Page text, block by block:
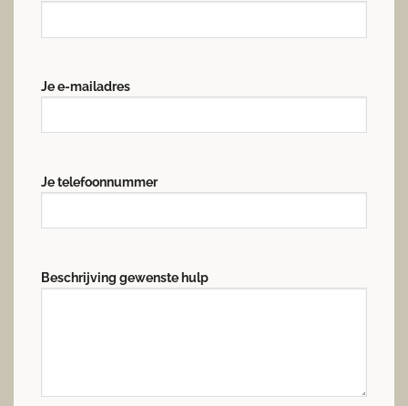
Je e-mailadres
Je telefoonnummer
Beschrijving gewenste hulp